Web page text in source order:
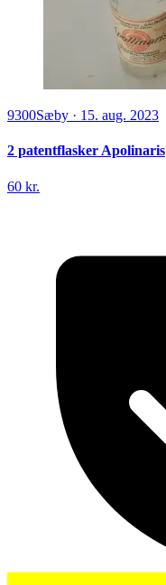
9300Sæby · 15. aug. 2023
2 patentflasker Apolinaris
60 kr.